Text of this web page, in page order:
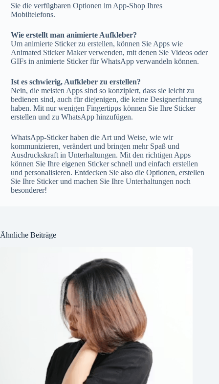
Sie die verfügbaren Optionen im App-Shop Ihres
Mobiltelefons.
Wie erstellt man animierte Aufkleber?
Um animierte Sticker zu erstellen, können Sie Apps wie
Animated Sticker Maker verwenden, mit denen Sie Videos oder
GIFs in animierte Sticker für WhatsApp verwandeln können.
Ist es schwierig, Aufkleber zu erstellen?
Nein, die meisten Apps sind so konzipiert, dass sie leicht zu
bedienen sind, auch für diejenigen, die keine Designerfahrung
haben. Mit nur wenigen Fingertipps können Sie Ihre Sticker
erstellen und zu WhatsApp hinzufügen.
WhatsApp-Sticker haben die Art und Weise, wie wir
kommunizieren, verändert und bringen mehr Spaß und
Ausdruckskraft in Unterhaltungen. Mit den richtigen Apps
können Sie Ihre eigenen Sticker schnell und einfach erstellen
und personalisieren. Entdecken Sie also die Optionen, erstellen
Sie Ihre Sticker und machen Sie Ihre Unterhaltungen noch
besonderer!
Ähnliche Beiträge